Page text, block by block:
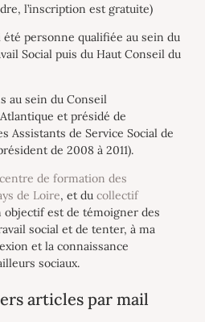
l’inscription est gratuite)
été personne qualifiée au sein du
Social puis du Haut Conseil du
au sein du Conseil
et présidé de
Assistants de Service Social de
de 2008 à 2011).
centre de formation des
de Loire, et du collectif
objectif est de témoigner des
social et de tenter, à ma
et la connaissance
sociaux.
articles par mail